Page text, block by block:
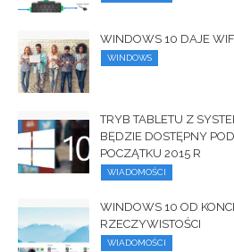
WINDOWS 10 DAJE
WINDOWS
TRYB TABLETU Z
BĘDZIE DOSTĘPNY
POCZĄTKU 2015 R
WIADOMOŚCI
WINDOWS 10 OD
RZECZYWISTOŚCI
WIADOMOŚCI